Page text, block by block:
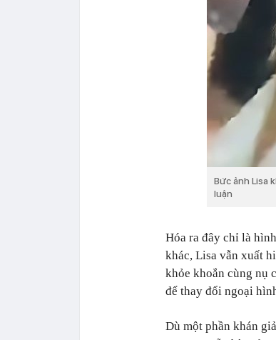
Bức ảnh Lisa
luận
Hóa ra đây chỉ là
khác, Lisa vẫn xuất
khỏe khoắn cùng nụ
để thay đổi ngoại
Dù một phần khán